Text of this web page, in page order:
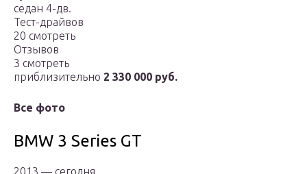
седан 4-дв.
Тест-драйвов
20 смотреть
Отзывов
3 смотреть
приблизительно 2 330 000 руб.
Все фото
BMW 3 Series GT
2013 — сегодня